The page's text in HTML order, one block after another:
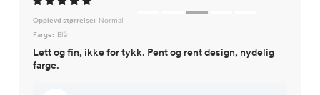
Opplevd størrelse: Normal
Farge: Blå
Lett og fin, ikke for tykk. Pent og rent design, nydelig
farge.